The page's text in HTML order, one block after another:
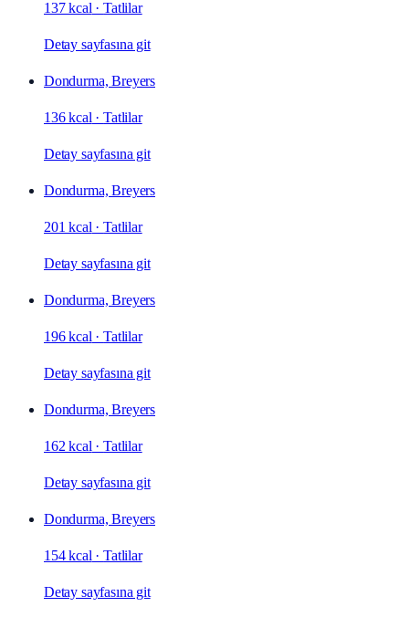
137 kcal ·Tatlilar
Detay sayfasına git
Dondurma, Breyers
136 kcal ·Tatlilar
Detay sayfasına git
Dondurma, Breyers
201 kcal ·Tatlilar
Detay sayfasına git
Dondurma, Breyers
196 kcal ·Tatlilar
Detay sayfasına git
Dondurma, Breyers
162 kcal ·Tatlilar
Detay sayfasına git
Dondurma, Breyers
154 kcal ·Tatlilar
Detay sayfasına git